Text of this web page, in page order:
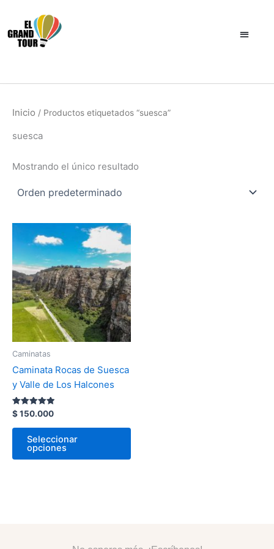
contenido
Inicio / Productos etiquetados “suesca”
suesca
Mostrando el único resultado
Caminatas
Caminata Rocas de Suesca
y Valle de Los Halcones
Valorado
con
5.00
$150.000
Seleccionar
opciones
Este
producto
tiene
múltiples
variantes.
Las
opciones
se